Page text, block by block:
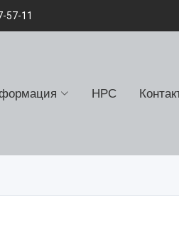
57-11
НРС